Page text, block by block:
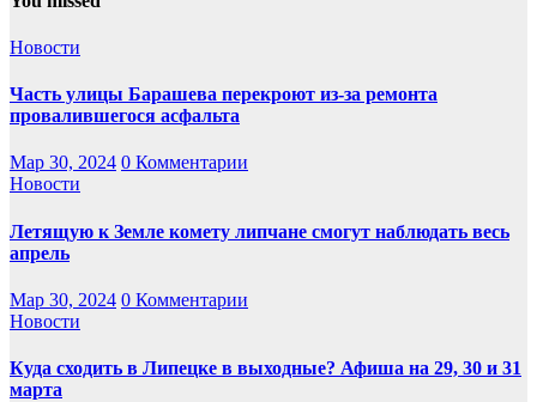
Новости
Часть улицы Барашева перекроют из-за ремонта
провалившегося асфальта
Мар 30, 2024 0 Комментарии
Новости
Летящую к Земле комету липчане смогут наблюдать весь
апрель
Мар 30, 2024 0 Комментарии
Новости
Куда сходить в Липецке в выходные? Афиша на 29, 30 и 31
марта